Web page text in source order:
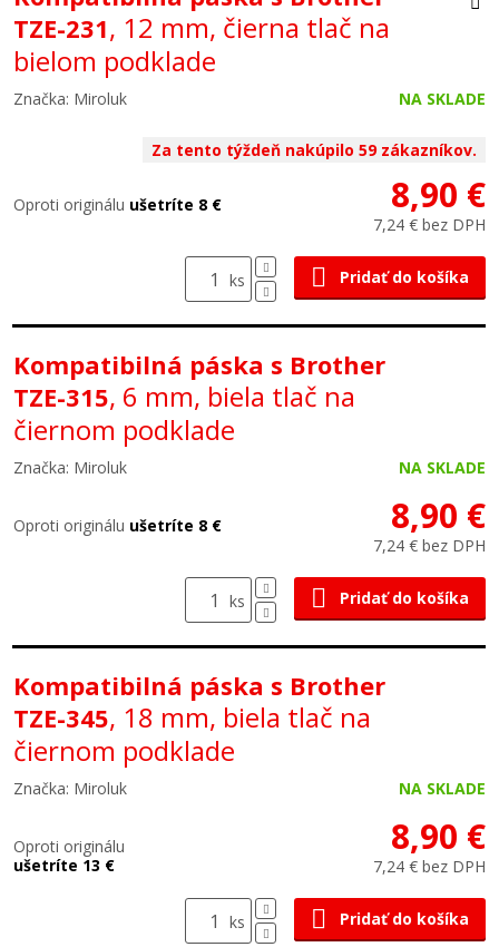
TZE-231, 12 mm, čierna tlač na
bielom podklade
Značka: Miroluk NA SKLADE
Za tento týždeň nakúpilo 59 zákazníkov.
Oproti originálu ušetríte 8 € 8,90 €
7,24 € bez DPH
ks Pridať do košíka
Kompatibilná páska s Brother
TZE-315, 6 mm, biela tlač na
čiernom podklade
Značka: Miroluk NA SKLADE
Oproti originálu ušetríte 8 € 8,90 €
7,24 € bez DPH
ks Pridať do košíka
Kompatibilná páska s Brother
TZE-345, 18 mm, biela tlač na
čiernom podklade
Značka: Miroluk NA SKLADE
Oproti originálu
ušetríte 13 €
8,90 €
7,24 € bez DPH
ks Pridať do košíka